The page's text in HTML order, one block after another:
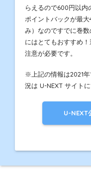
らえるので600円以内
ポイントバックが最
み）なのですでに巻
にはとてもおすすめ
注意が必要です。
※上記の情報は2021
況は U-NEXT サイト
U-NEXT